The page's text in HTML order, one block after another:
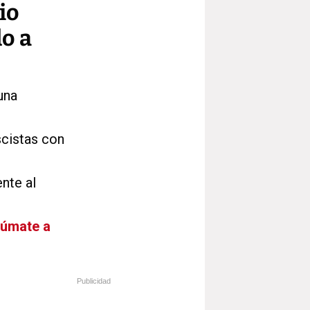
a
con
al
a
Publicidad